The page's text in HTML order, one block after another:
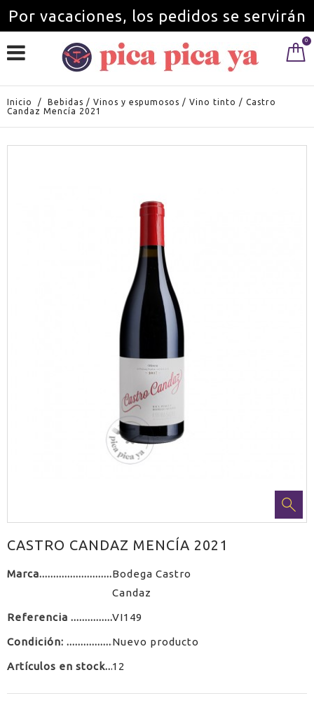
Por vacaciones, los pedidos se servirán
a partir del 1 de septiembre.
0
Inicio / Bebidas / Vinos y espumosos / Vino tinto / Castro
Candaz Mencía 2021
CASTRO CANDAZ MENCÍA 2021
Marca
Bodega Castro
Candaz
Referencia VI149
Condición: Nuevo producto
Artículos en stock 12